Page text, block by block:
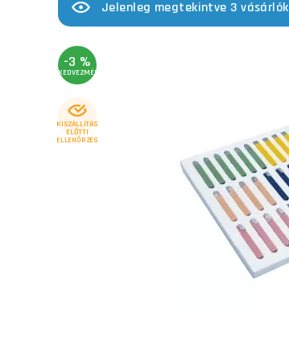
Jelenleg megtekintve 3 vásárlók
-3 %
KEDVEZMÉNY
KISZÁLLÍTÁS
ELŐTTI
ELLENŐRZÉS